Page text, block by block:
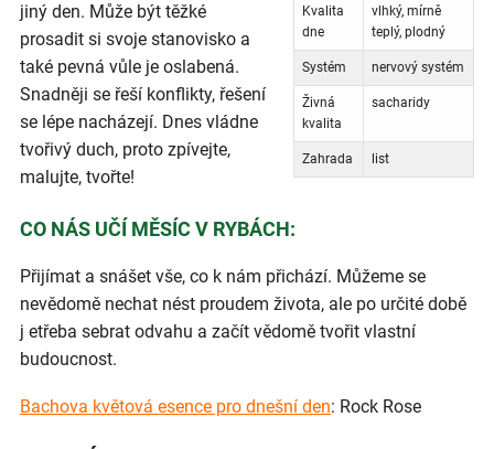
Kvalita
dne
vlhký, mírně
teplý, plodný
Systém nervový systém
Živná
kvalita
sacharidy
Zahrada list
jiný den. Může být těžké
prosadit si svoje stanovisko a
také pevná vůle je oslabená.
Snadněji se řeší konflikty, řešení
se lépe nacházejí. Dnes vládne
tvořivý duch, proto zpívejte,
malujte, tvořte!
CO NÁS UČÍ MĚSÍC V RYBÁCH:
Přijímat a snášet vše, co k nám přichází. Můžeme se
nevědomě nechat nést proudem života, ale po určité době
j etřeba sebrat odvahu a začít vědomě tvořit vlastní
budoucnost.
Bachova květová esence pro dnešní den: Rock Rose